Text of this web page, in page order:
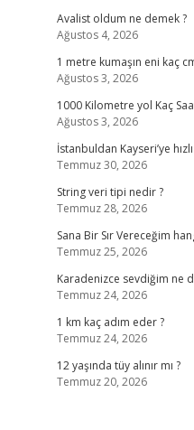
Avalist oldum ne demek ?
Ağustos 4, 2026
1 metre kumaşın eni kaç
Ağustos 3, 2026
1000 Kilometre yol Kaç
Ağustos 3, 2026
İstanbuldan Kayseri’ye
Temmuz 30, 2026
String veri tipi nedir ?
Temmuz 28, 2026
Sana Bir Sır Vereceğim
Temmuz 25, 2026
Karadenizce sevdiğim ne
Temmuz 24, 2026
1 km kaç adım eder ?
Temmuz 24, 2026
12 yaşında tüy alınır mı ?
Temmuz 20, 2026